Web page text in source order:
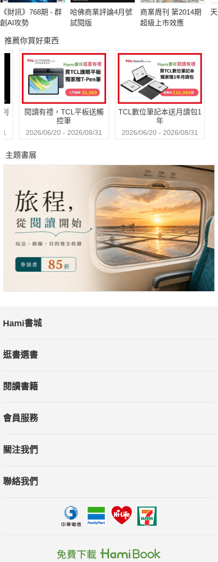
《財訊》768期 - 群
創AI攻勢
哈佛商業評論4月號
試閱版
商業周刊 第2014期
超級上市效應
推薦你買好東西
閱讀有禮，TCL平板送觸
控筆
2026/06/20 - 2026/08/31
TCL數位筆記本送月讀包1
年
2026/06/20 - 2026/08/31
主題書展
Hami書城
逛書選書
閱讀書籍
會員服務
關注我們
聯絡我們